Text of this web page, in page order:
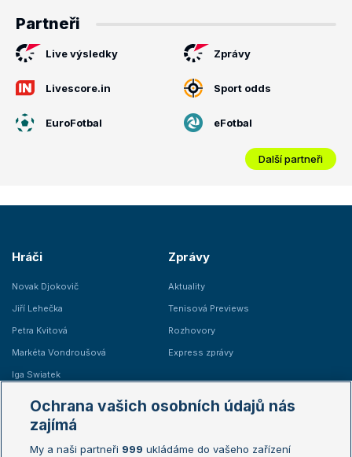
Partneři
Live výsledky Zprávy
Livescore.in Sport odds
EuroFotbal eFotbal
Další partneři
Hráči
Novak Djokovič
Jiří Lehečka
Petra Kvitová
Markéta Vondroušová
Iga Swiatek
Zprávy
Aktuality
Tenisová Previews
Rozhovory
Express zprávy
Žebříčky
Žebříček ATP (muži)
Australian Open
Ochrana vašich osobních údajů nás
zajímá
My a naši partneři 999 ukládáme do vašeho zařízení